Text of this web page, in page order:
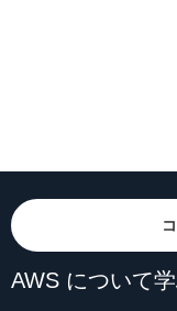
AWS について